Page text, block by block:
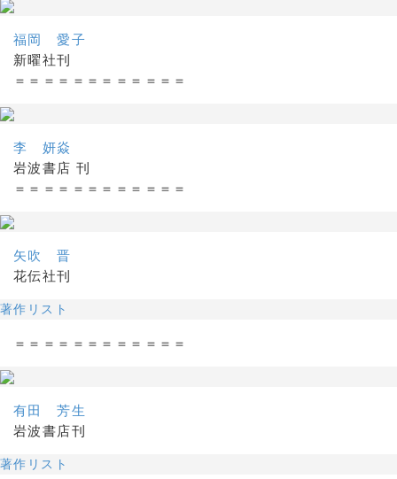
福岡 愛子
新曜社刊
＝＝＝＝＝＝＝＝＝＝＝＝
李 妍焱
岩波書店 刊
＝＝＝＝＝＝＝＝＝＝＝＝
矢吹 晋
花伝社刊
著作リスト
＝＝＝＝＝＝＝＝＝＝＝＝
有田 芳生
岩波書店刊
著作リスト